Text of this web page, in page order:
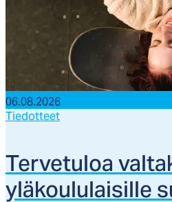
06.08.2026
Tiedotteet
Ter­ve­tu­loa
ylä­kou­lu­lai­sil­le